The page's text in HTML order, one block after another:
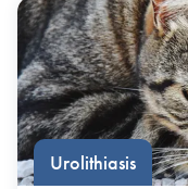
Urolithiasis